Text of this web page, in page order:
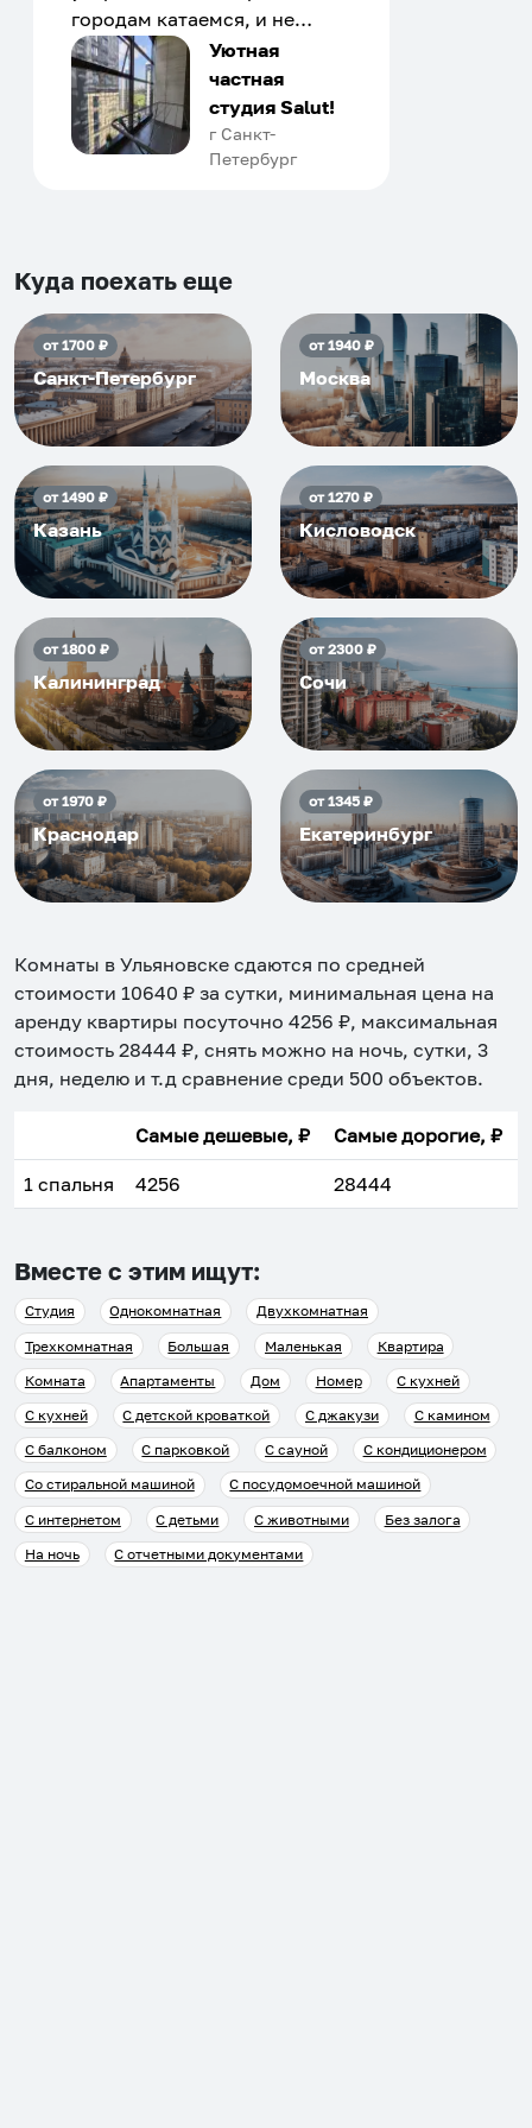
городам катаемся, и не
только в России. Сервис на
отличном уровне. Хозяин
апартаментов доброй души
человек, всегда можно
договориться, подскажет
приезжать еще...
Уютная
частная
студия Salut!
г Санкт-
Петербург
Куда поехать еще
от1700₽
Санкт-Петербург
от1940₽
Москва
от1490₽
Казань
от1270₽
Кисловодск
от1800₽
Калининград
от2300₽
Сочи
от1970₽
Краснодар
от1345₽
Екатеринбург
Комнаты в Ульяновске сдаются по средней
стоимости 10640 ₽ за сутки, минимальная цена на
аренду квартиры посуточно 4256 ₽, максимальная
стоимость 28444 ₽, снять можно на ночь, сутки, 3
дня, неделю и т.д сравнение среди 500 объектов.
Самые дешевые, ₽ Самые дорогие, ₽
1 спальня 4256 28444
Вместе с этим ищут:
Студия Однокомнатная
Двухкомнатная
Трехкомнатная
Большая Маленькая
Квартира
Комната
Апартаменты Дом Номер
С кухней
С кухней
С детской кроваткой С джакузи
С камином
С балконом
С парковкой С сауной
С кондиционером
Со стиральной машиной
С посудомоечной машиной
С интернетом
С детьми С животными
Без залога
На ночь
С отчетными документами